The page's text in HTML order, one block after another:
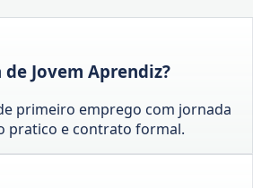
Jovem Aprendiz?
primeiro emprego com jornada
pratico e contrato formal.